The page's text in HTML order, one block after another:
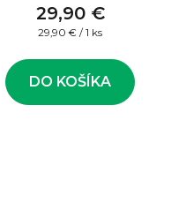
29,90 €
Jednotková
29,90 € / 1 ks
DO KOŠÍKA